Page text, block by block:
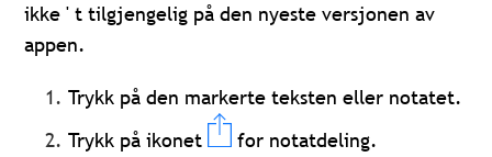
ikke ' t tilgjengelig på den nyeste versjonen av
appen.
Trykk på den markerte teksten eller notatet.
Trykk på ikonet
for notatdeling.